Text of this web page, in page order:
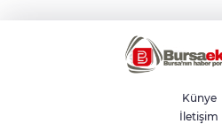
Künye
İletişim